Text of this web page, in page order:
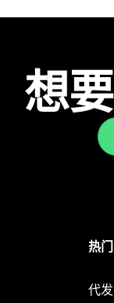
想
热
代